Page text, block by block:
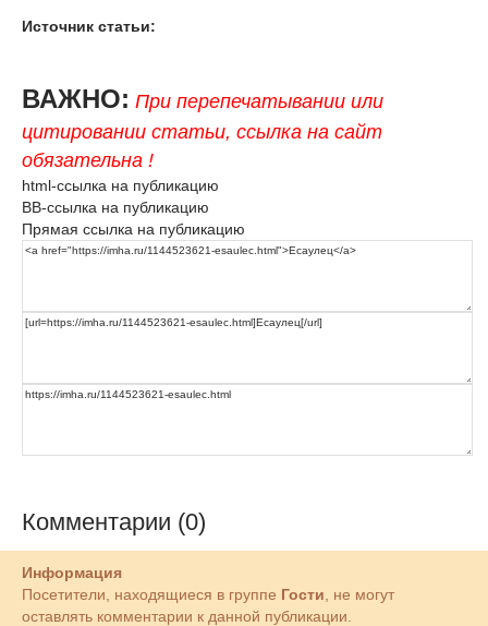
Источник статьи:
ВАЖНО: При перепечатывании или
цитировании статьи, ссылка на сайт
обязательна !
html-ссылка на публикацию
BB-ссылка на публикацию
Прямая ссылка на публикацию
Комментарии (0)
Информация
Посетители, находящиеся в группе Гости , не могут
оставлять комментарии к данной публикации.